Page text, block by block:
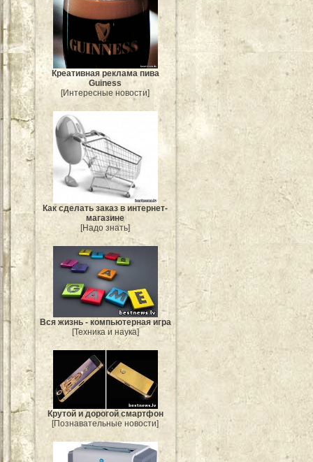
Креативная реклама пива
Guiness
[Интересные новости]
Как сделать заказ в интернет-
магазине
[Надо знать]
Вся жизнь - компьютерная игра
[Техника и наука]
Крутой и дорогой смартфон
[Познавательные новости]